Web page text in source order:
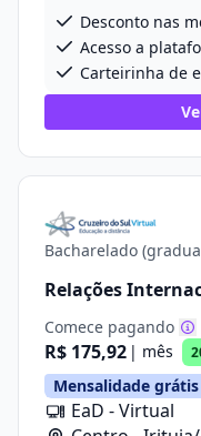
Desconto nas
Acesso a
Carteirinha de
Bacharelado
Relações
Comece pagando
R$ 175,92 | mês
Mensalidade grátis
EaD - Virtual